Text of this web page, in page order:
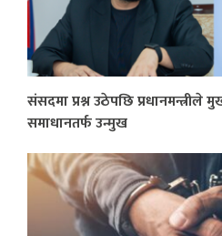
संसदमा प्रश्न उठेपछि
समाधानतर्फ उन्मुख